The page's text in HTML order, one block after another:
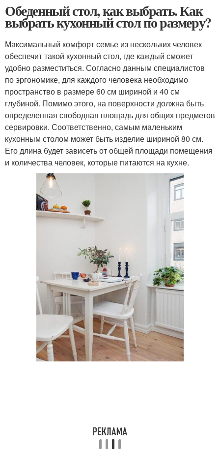
Обеденный стол, как выбрать. Как
выбрать кухонный стол по размеру?
Максимальный комфорт семье из нескольких человек
обеспечит такой кухонный стол, где каждый сможет
удобно разместиться. Согласно данным специалистов
по эргономике, для каждого человека необходимо
пространство в размере 60 см шириной и 40 см
глубиной. Помимо этого, на поверхности должна быть
определенная свободная площадь для общих предметов
сервировки. Соответственно, самым маленьким
кухонным столом может быть изделие шириной 80 см.
Его длина будет зависеть от общей площади помещения
и количества человек, которые питаются на кухне.